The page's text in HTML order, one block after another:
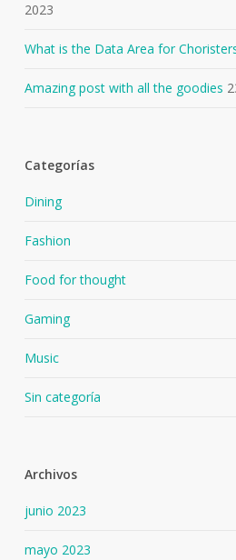
2023
What is the Data Area for
Amazing post with all the goodies
Categorías
Dining
Fashion
Food for thought
Gaming
Music
Sin categoría
Archivos
junio 2023
mayo 2023